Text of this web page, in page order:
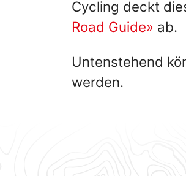
Cycling deckt
Road Guide» ab.
Untenstehend
werden.